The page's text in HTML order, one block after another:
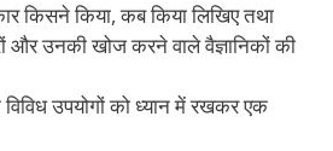
किसने किया, कब किया लिखिए तथा
और उनकी खोज करने वाले वैज्ञानिकों की
उपयोगों को ध्यान में रखकर एक